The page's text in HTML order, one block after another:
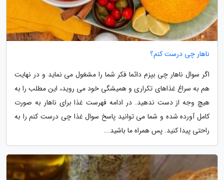
ناهار چی درست کنم؟
اگر سوال ناهار چی بپزم دائما فکر شما را مشغول می نماید و در نهایت
هم به سراغ غذاهای تکراری و همیشگی خود می روید، این مطلب را به
هیچ وجه از دست ندهید. در ادامه فهرست غذا برای ناهار به صورت
کامل آورده شده و شما می توانید پاسخ سوال غذا چی درست کنم را به
راحتی پیدا کنید. پس همراه ما باشید...